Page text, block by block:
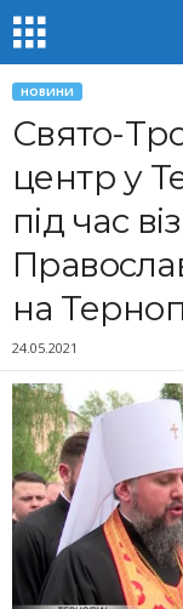
НОВИНИ
Свято-
центр у
під час
на
24.05.2021